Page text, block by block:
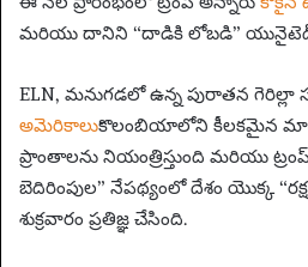
మరియు దానిని “దాడికి లోబడి” యునైటెడ్
ELN, మనుగడలో ఉన్న పురాతన
అమెరికాలుకొలంబియాలోని కీలకమైన
ప్రాంతాలను నియంత్రిస్తుంది మరియు
బెదిరింపుల” నేపథ్యంలో దేశం యొక్క
శుక్రవారం ప్రతిజ్ఞ చేసింది.